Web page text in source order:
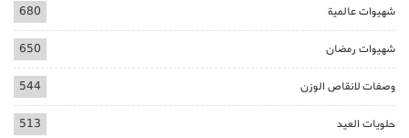
شهيوات عالمية 680
شهيوات رمضان 650
وصفات لانقاص الوزن 544
حلويات العيد 513